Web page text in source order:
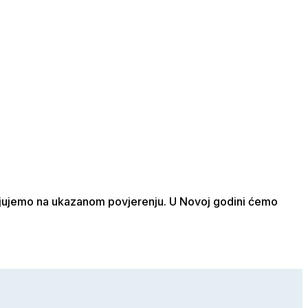
na ukazanom povjerenju. U Novoj godini ćemo